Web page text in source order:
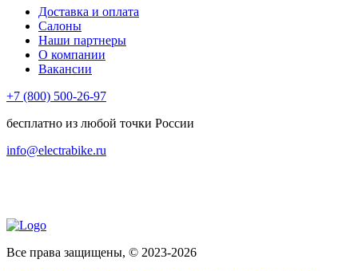
Доставка и оплата
Салоны
Наши партнеры
О компании
Вакансии
+7 (800) 500-26-97
бесплатно из любой точки России
info@electrabike.ru
Все права защищены, © 2023-2026